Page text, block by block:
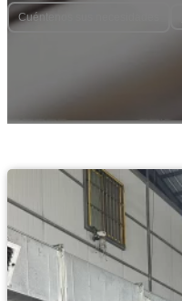
Cuéntenos sus necesidades